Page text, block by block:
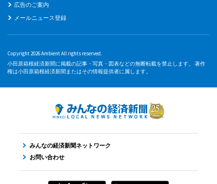
広告のご案内
メールニュース登録
Copyright 2026 Ambient All rights reserved.
小田原箱根経済新聞に掲載の記事・写真・図表などの無断転載を禁止します。 著作
権は小田原箱根経済新聞またはその情報提供者に属します。
みんなの経済新聞ネットワーク
お問い合わせ